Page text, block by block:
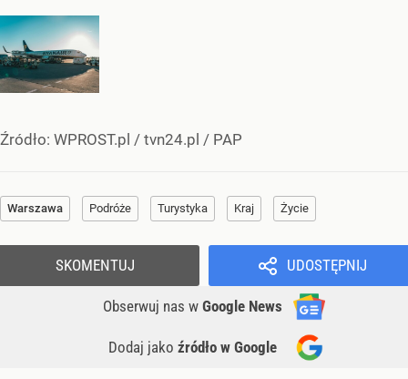
Źródło: WPROST.pl / tvn24.pl / PAP
Warszawa Podróże Turystyka Kraj Życie
UDOSTĘPNIJ
Obserwuj nas w Google News
Dodaj jako źródło w Google
SKOMENTUJ